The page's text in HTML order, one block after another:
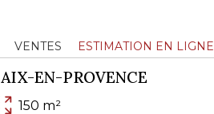
VENTES ESTIMATION EN LIGNE
AIX-EN-PROVENCE
150 m²